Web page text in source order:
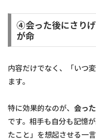
④会った後にさり
が命
内容だけでなく、「いつ
ます。
特に効果的なのが、 会っ
です。相手も自分も記憶
たこと」を想起させる一